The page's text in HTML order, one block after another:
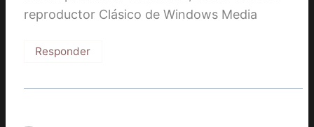
reproductor Clásico de Windows Media
Responder